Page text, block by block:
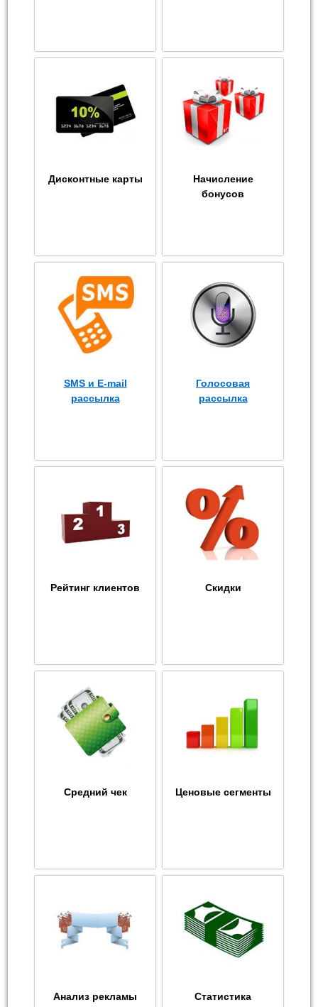
Дисконтные карты
Начисление
бонусов
SMS и E-mail
рассылка
Голосовая
рассылка
Рейтинг клиентов Скидки
Средний чек Ценовые сегменты
Анализ рекламы
Статистика